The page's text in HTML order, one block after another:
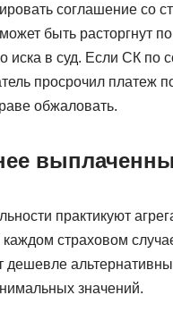
соглашение со
быть расторгнут
иска в суд. Если СК по
просрочил платеж
обжаловать.
практикуют
страховом
дешевле
значений.